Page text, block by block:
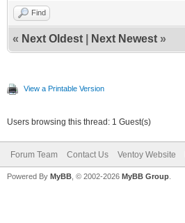
Find
« Next Oldest Next Newest »
View a Printable Version
Users browsing this thread: 1 Guest(s)
Forum Team Contact Us Ventoy Website
Powered By MyBB , © 2002-2026 MyBB Group